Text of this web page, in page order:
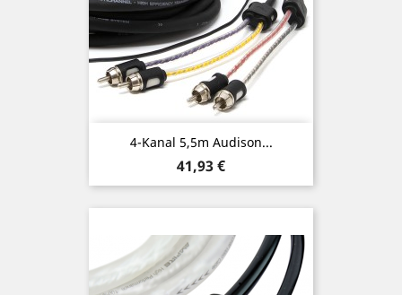
4-Kanal 5,5m Audison...
Preis
41,93 €